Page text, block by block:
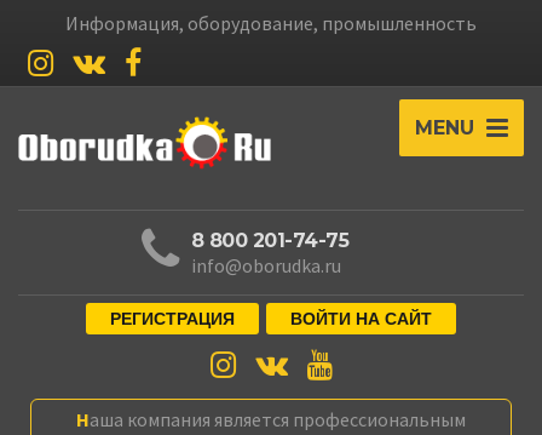
Информация, оборудование, промышленность
MENU
8 800 201-74-75
info@oborudka.ru
РЕГИСТРАЦИЯ ВОЙТИ НА САЙТ
Наша компания является профессиональным